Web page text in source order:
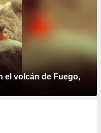
el volcán de Fuego,